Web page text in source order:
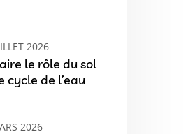
2026
le rôle du sol
cycle de l’eau
2026